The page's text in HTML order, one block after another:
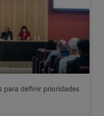
para definir prioridades